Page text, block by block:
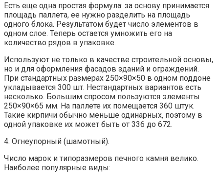
Есть еще одна простая формула: за основу принимается
площадь паллета, ее нужно разделить на площадь
одного блока. Результатом будет число элементов в
одном слое. Теперь остается умножить его на
количество рядов в упаковке.
Используют не только в качестве строительной основы,
но и для оформления фасадов зданий и ограждений.
При стандартных размерах 250×90×50 в одном поддоне
укладывается 300 шт. Нестандартных вариантов есть
несколько. Большим спросом пользуются элементы
250×90×65 мм. На паллете их помещается 360 штук.
Такие кирпичи обычно меньше одинарных, поэтому в
одной упаковке их может быть от 336 до 672.
4. Огнеупорный (шамотный).
Число марок и типоразмеров печного камня велико.
Наиболее популярные виды: